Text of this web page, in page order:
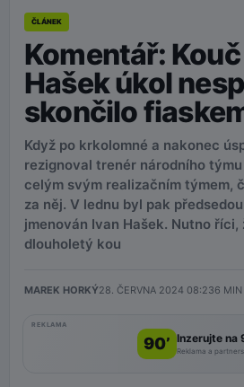
ČLÁNEK
Komentář:
Hašek úkol
skončilo
Když po krkolomné a nakonec
rezignoval trenér národního
celým svým realizačním týmem,
za něj. V lednu byl pak
jmenován Ivan Hašek. Nutno říci,
dlouholetý kou
MAREK HORKÝ28. ČERVNA 2024 08:236
REKLAMA
90’ Inzerujte na
Reklama a